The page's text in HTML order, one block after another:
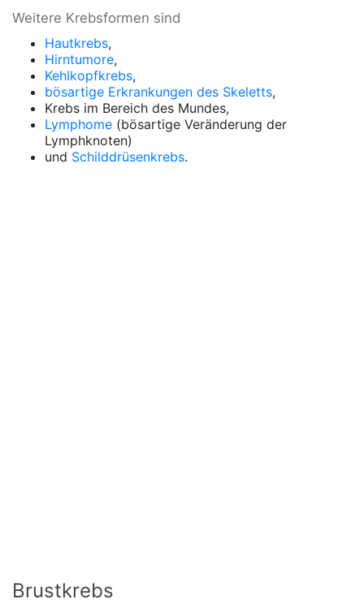
Weitere Krebsformen sind
Hautkrebs,
Hirntumore,
Kehlkopfkrebs,
bösartige Erkrankungen des Skeletts,
Krebs im Bereich des Mundes,
Lymphome (bösartige Veränderung der
Lymphknoten)
und Schilddrüsenkrebs.
Brustkrebs